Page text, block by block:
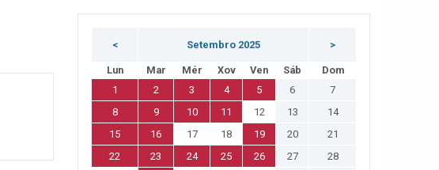
< Setembro 2025 >
Lun Mar Mér Xov Ven Sáb
Dom
1
2 3 4 5 6
7
8
9 10 11 12 13
14
15
16 17 18 19 20
21
22
23 24 25 26 27 28